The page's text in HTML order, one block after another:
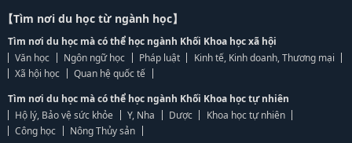
【Tìm nơi du học từ ngành học】
Tìm nơi du học mà có thể học ngành Khối Khoa học xã hội
Văn học
Ngôn ngữ học Pháp luật
Kinh tế, Kinh doanh, Thương mại
Xã hội học
Quan hệ quốc tế
Tìm nơi du học mà có thể học ngành Khối Khoa học tự nhiên
Hộ lý, Bảo vệ sức khỏe
Y, Nha Dược
Khoa học tự nhiên
Công học
Nông Thủy sản